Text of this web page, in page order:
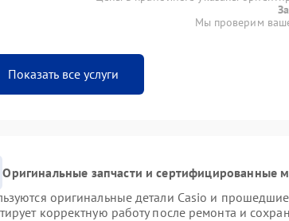
Мы проверим
Показать все услуги
Оригинальные запчасти и сертифицированные
оригинальные детали Casio и
корректную работу после ремонта и